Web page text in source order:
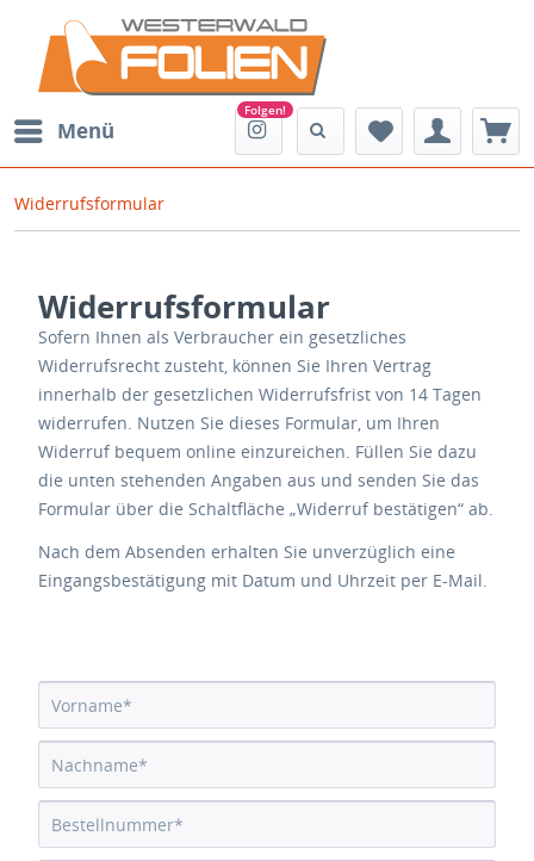
Menü
Widerrufsformular
Widerrufsformular
Sofern Ihnen als Verbraucher ein gesetzliches
Widerrufsrecht zusteht, können Sie Ihren Vertrag
innerhalb der gesetzlichen Widerrufsfrist von 14 Tagen
widerrufen. Nutzen Sie dieses Formular, um Ihren
Widerruf bequem online einzureichen. Füllen Sie dazu
die unten stehenden Angaben aus und senden Sie das
Formular über die Schaltfläche „Widerruf bestätigen“ ab.
Nach dem Absenden erhalten Sie unverzüglich eine
Eingangsbestätigung mit Datum und Uhrzeit per E-Mail.